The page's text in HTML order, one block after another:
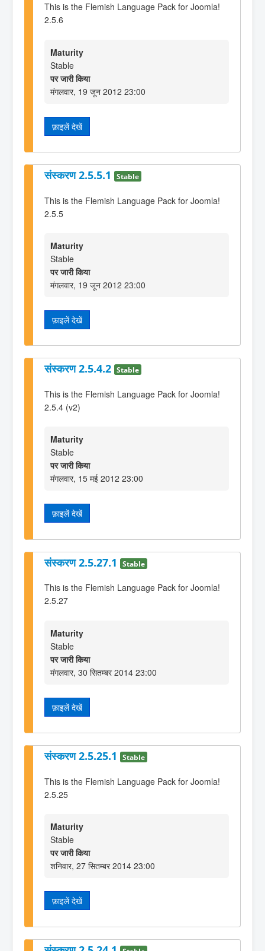
This is the Flemish Language Pack for Joomla!
2.5.6
Maturity
Stable
पर जारी किया
मंगलवार, 19 जून 2012 23:00
फ़ाइलें देखें
संस्करण 2.5.5.1 Stable
This is the Flemish Language Pack for Joomla!
2.5.5
Maturity
Stable
पर जारी किया
मंगलवार, 19 जून 2012 23:00
फ़ाइलें देखें
संस्करण 2.5.4.2 Stable
This is the Flemish Language Pack for Joomla!
2.5.4 (v2)
Maturity
Stable
पर जारी किया
मंगलवार, 15 मई 2012 23:00
फ़ाइलें देखें
संस्करण 2.5.27.1 Stable
This is the Flemish Language Pack for Joomla!
2.5.27
Maturity
Stable
पर जारी किया
मंगलवार, 30 सितम्बर 2014 23:00
फ़ाइलें देखें
संस्करण 2.5.25.1 Stable
This is the Flemish Language Pack for Joomla!
2.5.25
Maturity
Stable
पर जारी किया
शनिवार, 27 सितम्बर 2014 23:00
फ़ाइलें देखें